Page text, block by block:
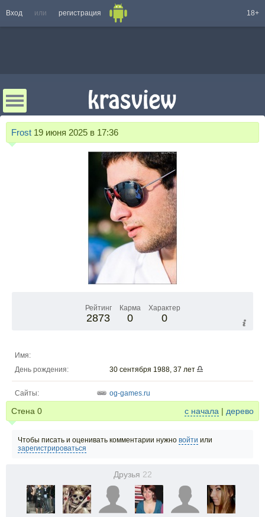
Вход или регистрация 18+
Frost 19 июня 2025 в 17:36
Рейтинг
2873
Карма
0
Характер
0
Имя:
День рождения:
30 сентября 1988, 37 лет
Сайты: og-games.ru
Стена 0 с начала | дерево
Чтобы писать и оценивать комментарии нужно войти или
зарегистрироваться
Друзья 22